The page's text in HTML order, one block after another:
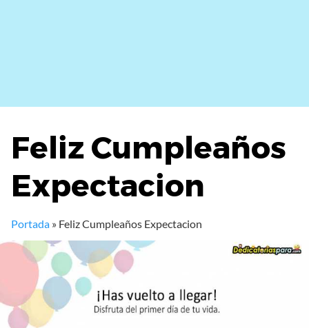
Feliz Cumpleaños
Expectacion
Portada » Feliz Cumpleaños Expectacion